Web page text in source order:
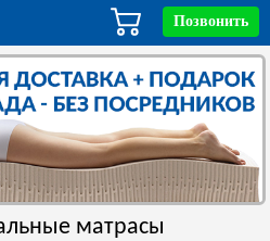
Позвонить
матрасы